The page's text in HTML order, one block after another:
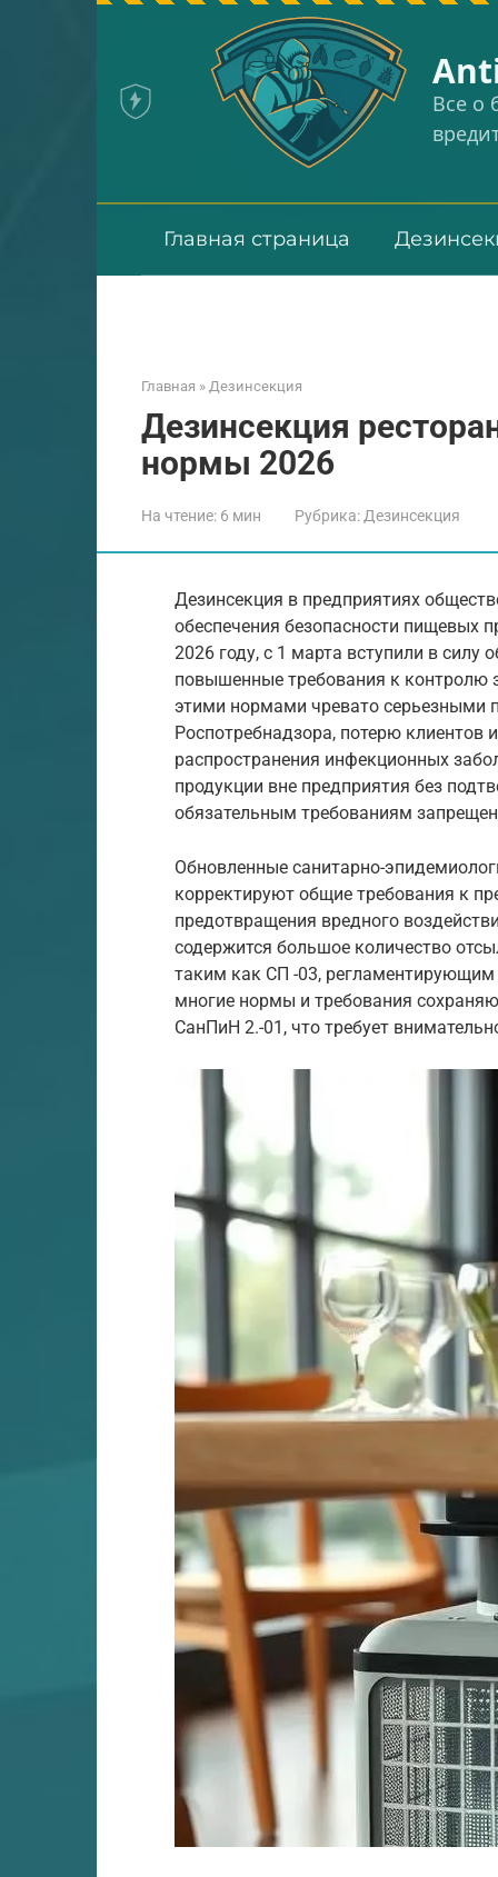
Все о
Главная страница
Главная » Дезинсекция
Дезинсекция
нормы 2026
На чтение: 6 мин Рубрика: Дезинсекция
Дезинсекция в предприятиях
обеспечения безопасности пищевых
2026 году, с 1 марта вступили в
повышенные требования к контролю
этими нормами чревато
Роспотребнадзора, потерю клиентов
распространения инфекционных
продукции вне предприятия без
обязательным требованиям
Обновленные санитарно-
корректируют общие требования к
предотвращения вредного
содержится большое количество
таким как СП -03,
многие нормы и требования
СанПиН 2.-01, что требует